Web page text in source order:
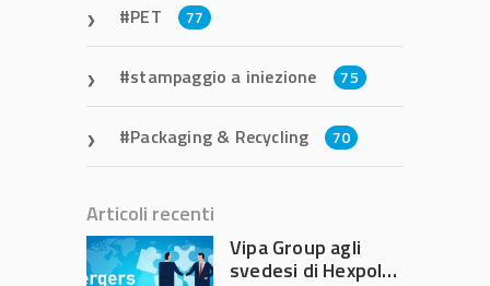
PET 77
stampaggio a iniezione 75
Packaging & Recycling 70
Articoli recenti
Vipa Group agli
svedesi di Hexpol